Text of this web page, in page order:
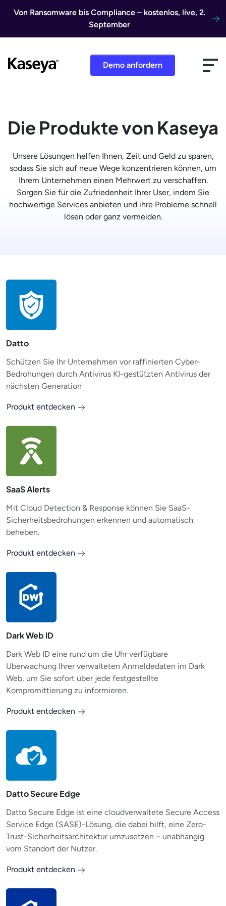
Von Ransomware bis Compliance – kostenlos, live, 2.
September
Demo anfordern
Die Produkte von Kaseya
Unsere Lösungen helfen Ihnen, Zeit und Geld zu sparen,
sodass Sie sich auf neue Wege konzentrieren können, um
Ihrem Unternehmen einen Mehrwert zu verschaffen.
Sorgen Sie für die Zufriedenheit Ihrer User, indem Sie
hochwertige Services anbieten und ihre Probleme schnell
lösen oder ganz vermeiden.
Datto
Schützen Sie Ihr Unternehmen vor raffinierten Cyber-
Bedrohungen durch Antivirus KI-gestützten Antivirus der
nächsten Generation
Produkt entdecken
SaaS Alerts
Mit Cloud Detection & Response können Sie SaaS-
Sicherheitsbedrohungen erkennen und automatisch
beheben.
Produkt entdecken
Dark Web ID
Dark Web ID eine rund um die Uhr verfügbare
Überwachung Ihrer verwalteten Anmeldedaten im Dark
Web, um Sie sofort über jede festgestellte
Kompromittierung zu informieren.
Produkt entdecken
Datto Secure Edge
Datto Secure Edge ist eine cloudverwaltete Secure Access
Service Edge (SASE)-Lösung, die dabei hilft, eine Zero-
Trust-Sicherheitsarchitektur umzusetzen – unabhängig
vom Standort der Nutzer.
Produkt entdecken